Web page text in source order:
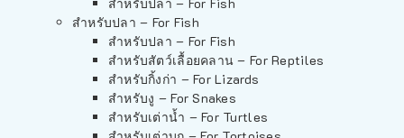
สำหรับปลา – For Fish
สำหรับปลา – For Fish
สำหรับสัตว์เลื้อยคลาน – For Reptiles
สำหรับกิ้งก่า – For Lizards
สำหรับงู – For Snakes
สำหรับเต่าน้ำ – For Turtles